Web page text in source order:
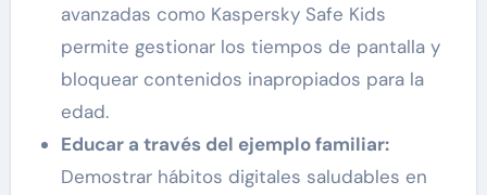
avanzadas como Kaspersky Safe Kids
permite gestionar los tiempos de pantalla y
bloquear contenidos inapropiados para la
edad.
Educar a través del ejemplo familiar:
Demostrar hábitos digitales saludables en